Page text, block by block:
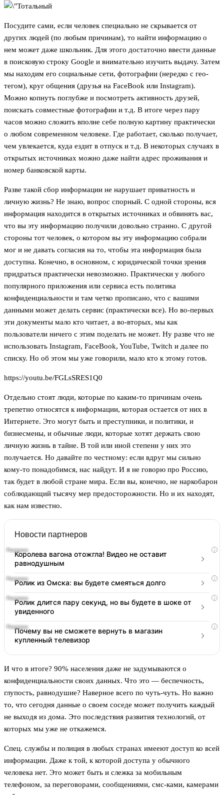
Посудите сами, если человек специально не скрывается от
других людей (по любым причинам), то найти информацию о
нем может даже школьник. Для этого достаточно ввести данные
в поисковую строку Google и внимательно изучить выдачу. Затем
мы находим его социальные сети, фотографии (нередко с гео-
тегом), круг общения (друзья на FaceBook или Instagram).
Можно копнуть поглубже и посмотреть активность друзей,
поискать совместные фотографии и т.д. В итоге через пару
часов можно сложить вполне себе полную картину практически
о любом современном человеке. Где работает, сколько получает,
чем увлекается, куда ездит в отпуск и т.д. В некоторых случаях в
открытых источниках можно даже найти адрес проживания и
номер банковской карты.
Разве такой сбор информации не нарушает приватность и
личную жизнь? Не знаю, вопрос спорный. С одной стороны, вся
информация находится в открытых источниках и обвинять вас,
что вы эту информацию получили довольно странно. С другой
стороны тот человек, о котором вы эту информацию собрали
мог и не давать согласия на то, чтобы эта информация была
доступна. Конечно, в основном, с юридической точки зрения
придраться практически невозможно. Практически у любого
популярного приложения или сервиса есть политика
конфиденциальности и там четко прописано, что с вашими
данными может делать сервис (практически все). Но во-первых
эти документы мало кто читает, а во-вторых, мы как
пользователи ничего с этим поделать не может. Ну разве что не
использовать Instagram, FaceBook, YouTube, Twitch и далее по
списку. Но об этом мы уже говорили, мало кто к этому готов.
https://youtu.be/FGLsSRES1Q0
Отдельно стоят люди, которые по каким-то причинам очень
трепетно относятся к информации, которая остается от них в
Интернете. Это могут быть и преступники, и политики, и
бизнесмены, и обычные люди, которые хотят держать свою
личную жизнь в тайне. В той или иной степени у них это
получается. Но давайте по честному: если вдруг мы сильно
кому-то понадобимся, нас найдут. И я не говорю про Россию,
так будет в любой стране мира. Если вы, конечно, не наркобарон
соблюдающий тысячу мер предосторожности. Но и их находят,
как нам известно.
Новости партнеров
i
Королева вагона отожгла! Видео не оставит
равнодушным
i
Ролик из Омска: вы будете смеяться долго
i
Ролик длится пару секунд, но вы будете в шоке от
увиденного
i
Почему вы не сможете вернуть в магазин
купленный телевизор
И что в итоге? 90% населения даже не задумываются о
конфиденциальности своих данных. Что это — беспечность,
глупость, равнодушие? Наверное всего по чуть-чуть. Но важно
то, что сегодня данные о своем соседе может получить каждый
не выходя из дома. Это последствия развития технологий, от
которых мы уже не откажемся.
Спец. службы и полиция в любых странах имееют доступ ко всей
информации. Даже к той, к которой доступа у обычного
человека нет. Это может быть и слежка за мобильным
телефоном, за переговорами, сообщениями, смс-ками, камерами